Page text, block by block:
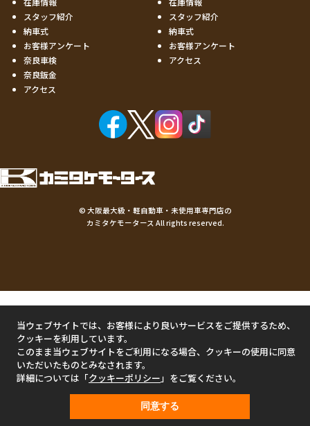
スタッフ紹介
納車式
お客様アンケート
奈良車検
奈良鈑金
アクセス
スタッフ紹介
納車式
お客様アンケート
アクセス
© 大阪最大級・軽自動車・未使用車専門店の
カミタケモータース All rights reserved.
当ウェブサイトでは、お客様により良いサービスをご提供するため、
クッキーを利用しています。
このまま当ウェブサイトをご利用になる場合、クッキーの使用に同意
いただいたものとみなされます。
詳細については「クッキーポリシー 」をご覧ください。
同意する